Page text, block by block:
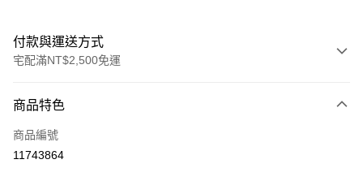
付款與運送方式
宅配滿NT$2,500免運
信用卡一次付款
LINE Pay
商品特色
商品編號
11743864